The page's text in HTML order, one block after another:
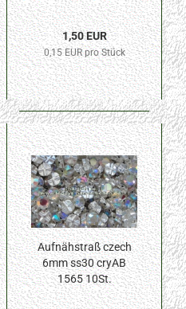
1,50 EUR
0,15 EUR pro Stück
Aufnähstraß czech
6mm ss30 cryAB
1565 10St.